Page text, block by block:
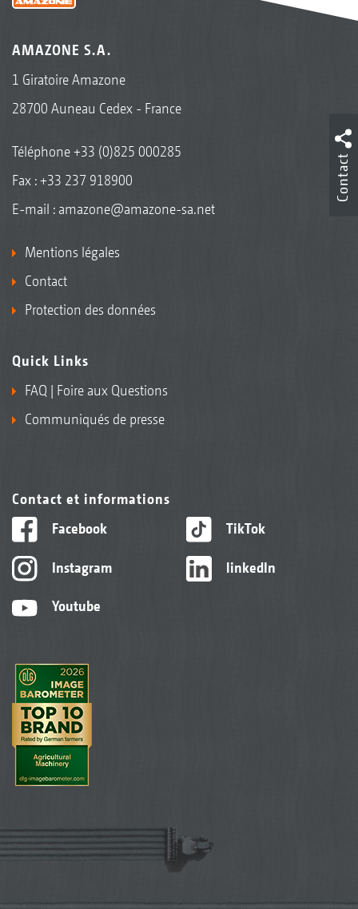
AMAZONE S.A.
1 Giratoire Amazone
28700 Auneau Cedex - France
Téléphone+33 (0)825 000285
Fax : +33 237 918900
E-mail : amazone@amazone-sa.net
Mentions légales
Contact
Protection des données
Quick Links
FAQ | Foire aux Questions
Communiqués de presse
Contact et informations
Facebook
Instagram
Youtube
TikTok
linkedIn
Contact